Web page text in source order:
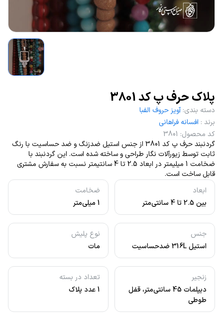
پلاک حرف پ کد 3801
ابعاد
بین 2.5 تا 4 سانتی‌متر
ضخامت
1 میلی‌متر
جنس
استیل 316L ضدحساسیت
نوع پلیش
مات
زنجیر
دیپلمات 45 سانتی‌متر، قفل
طوطی
تعداد در بسته
1 عدد پلاک
دسته بندی: آویز حروف الفبا
برند : افسانه فراهانی
کد محصول:
3801
گردنبند حرف پ کد 3801 از جنس استیل ضدزنگ و ضد حساسیت با رنگ
ثابت توسط زیورآلات نگار طراحی و ساخته شده است. این گردنبند با
ضخامت 1 میلیمتر در ابعاد 2.5 تا 4 سانتیمتر نسبت به سفارش مشتری
قابل ساخت است.